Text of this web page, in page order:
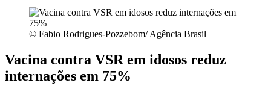
© Fabio Rodrigues-Pozzebom/ Agência Brasil
Vacina contra VSR em idosos reduz
internações em 75%